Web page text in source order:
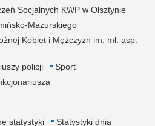
Socjalnych KWP w Olsztynie
Mazurskiego
Kobiet i Mężczyzn im. mł. asp.
policji
Sport
statystyki
Statystyki dnia